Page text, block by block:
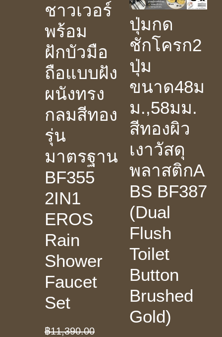
ชาวเวอร์
พร้อม
ฝักบัวมือ
ถือแบบฝัง
ผนังทรง
กลมสีทอง
รุ่น
มาตรฐาน
BF355
2IN1
EROS
Rain
Shower
Faucet
Set
฿11,390.00
ปุ่มกด
ชักโครก2
ปุ่ม
ขนาด48ม
ม.,58มม.
สีทองผิว
เงาวัสดุ
พลาสติกA
BS BF387
(Dual
Flush
Toilet
Button
Brushed
Gold)